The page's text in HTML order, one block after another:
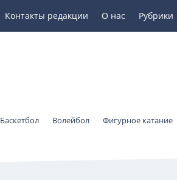
Контакты редакции О нас Рубрики
Баскетбол Волейбол Фигурное катание